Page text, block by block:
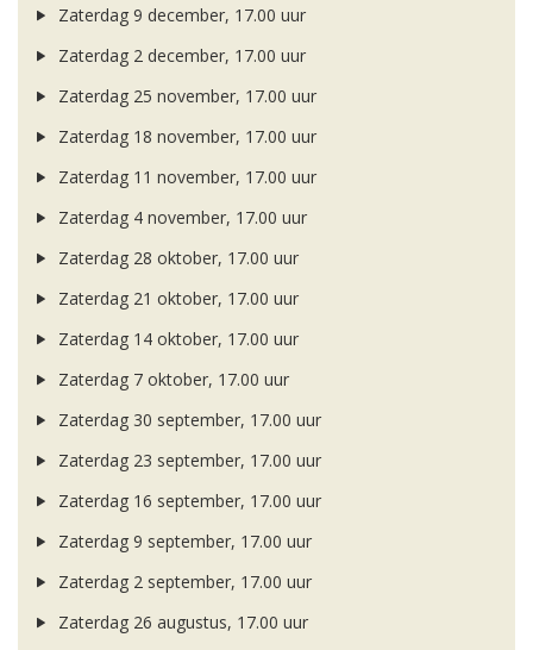
Zaterdag 9 december, 17.00 uur
Zaterdag 2 december, 17.00 uur
Zaterdag 25 november, 17.00 uur
Zaterdag 18 november, 17.00 uur
Zaterdag 11 november, 17.00 uur
Zaterdag 4 november, 17.00 uur
Zaterdag 28 oktober, 17.00 uur
Zaterdag 21 oktober, 17.00 uur
Zaterdag 14 oktober, 17.00 uur
Zaterdag 7 oktober, 17.00 uur
Zaterdag 30 september, 17.00 uur
Zaterdag 23 september, 17.00 uur
Zaterdag 16 september, 17.00 uur
Zaterdag 9 september, 17.00 uur
Zaterdag 2 september, 17.00 uur
Zaterdag 26 augustus, 17.00 uur